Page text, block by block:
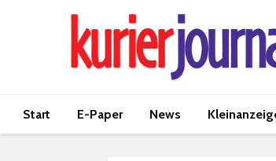
Start E-Paper News